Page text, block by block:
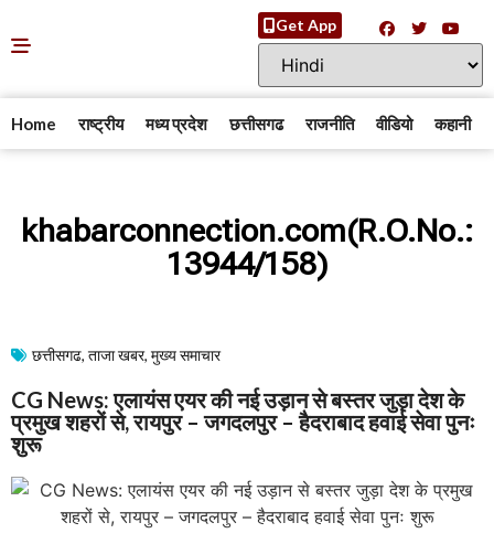
Get App
Home राष्ट्रीय मध्य प्रदेश छत्तीसगढ राजनीति वीडियो कहानी
khabarconnection.com(R.O.No.:
13944/158)
छत्तीसगढ, ताजा खबर, मुख्य समाचार​
CG News: एलायंस एयर की नई उड़ान से बस्तर जुड़ा देश के
प्रमुख शहरों से, रायपुर – जगदलपुर – हैदराबाद हवाई सेवा पुनः
शुरू